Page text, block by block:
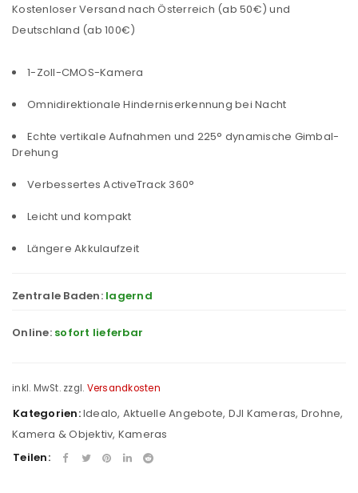
Kostenloser Versand nach Österreich (ab 50€) und
Deutschland (ab 100€)
1-Zoll-CMOS-Kamera
Omnidirektionale Hinderniserkennung bei Nacht
Echte vertikale Aufnahmen und 225° dynamische Gimbal-
Drehung
Verbessertes ActiveTrack 360°
Leicht und kompakt
Längere Akkulaufzeit
Zentrale Baden: lagernd
Online: sofort lieferbar
inkl. MwSt. zzgl. Versandkosten
Kategorien:Idealo, Aktuelle Angebote, DJI Kameras, Drohne,
Kamera & Objektiv, Kameras
Teilen: